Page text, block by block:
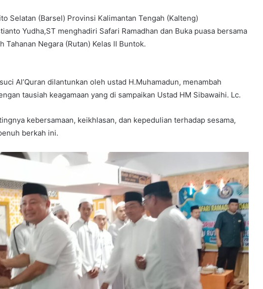
Selatan (Barsel) Provinsi Kalimantan Tengah (Kalteng)
Yudha,ST menghadiri Safari Ramadhan dan Buka puasa bersama
Tahanan Negara (Rutan) Kelas II Buntok.
Al’Quran dilantunkan oleh ustad H.Muhamadun, menambah
tausiah keagamaan yang di sampaikan Ustad HM Sibawaihi. Lc.
kebersamaan, keikhlasan, dan kepedulian terhadap sesama,
berkah ini.